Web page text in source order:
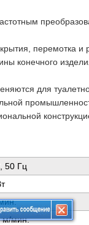
перемотка и
конечного
для
50 Гц
м/мин.